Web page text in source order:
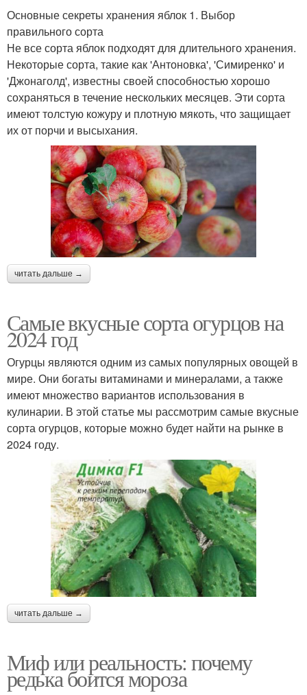
Основные секреты хранения яблок 1. Выбор
правильного сорта
Не все сорта яблок подходят для длительного хранения.
Некоторые сорта, такие как 'Антоновка', 'Симиренко' и
'Джонаголд', известны своей способностью хорошо
сохраняться в течение нескольких месяцев. Эти сорта
имеют толстую кожуру и плотную мякоть, что защищает
их от порчи и высыхания.
читать дальше →
Самые вкусные сорта огурцов на
2024 год
Огурцы являются одним из самых популярных овощей в
мире. Они богаты витаминами и минералами, а также
имеют множество вариантов использования в
кулинарии. В этой статье мы рассмотрим самые вкусные
сорта огурцов, которые можно будет найти на рынке в
2024 году.
читать дальше →
Миф или реальность: почему
редька боится мороза